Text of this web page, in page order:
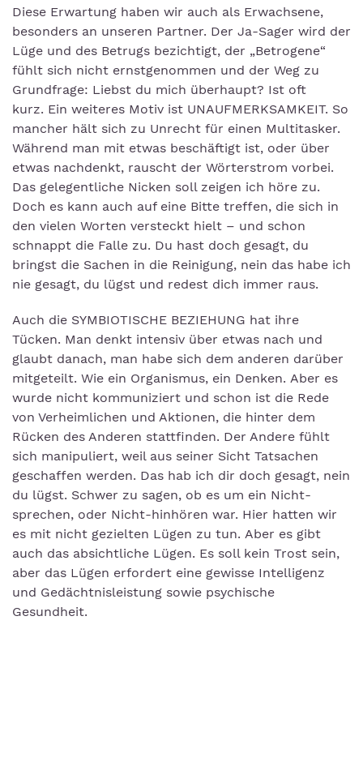
Diese Erwartung haben wir auch als Erwachsene,
besonders an unseren Partner. Der Ja-Sager wird der
Lüge und des Betrugs bezichtigt, der „Betrogene“
fühlt sich nicht ernstgenommen und der Weg zu
Grundfrage: Liebst du mich überhaupt? Ist oft
kurz. Ein weiteres Motiv ist UNAUFMERKSAMKEIT. So
mancher hält sich zu Unrecht für einen Multitasker.
Während man mit etwas beschäftigt ist, oder über
etwas nachdenkt, rauscht der Wörterstrom vorbei.
Das gelegentliche Nicken soll zeigen ich höre zu.
Doch es kann auch auf eine Bitte treffen, die sich in
den vielen Worten versteckt hielt – und schon
schnappt die Falle zu. Du hast doch gesagt, du
bringst die Sachen in die Reinigung, nein das habe ich
nie gesagt, du lügst und redest dich immer raus.
Auch die SYMBIOTISCHE BEZIEHUNG hat ihre
Tücken. Man denkt intensiv über etwas nach und
glaubt danach, man habe sich dem anderen darüber
mitgeteilt. Wie ein Organismus, ein Denken. Aber es
wurde nicht kommuniziert und schon ist die Rede
von Verheimlichen und Aktionen, die hinter dem
Rücken des Anderen stattfinden. Der Andere fühlt
sich manipuliert, weil aus seiner Sicht Tatsachen
geschaffen werden. Das hab ich dir doch gesagt, nein
du lügst. Schwer zu sagen, ob es um ein Nicht-
sprechen, oder Nicht-hinhören war. Hier hatten wir
es mit nicht gezielten Lügen zu tun. Aber es gibt
auch das absichtliche Lügen. Es soll kein Trost sein,
aber das Lügen erfordert eine gewisse Intelligenz
und Gedächtnisleistung sowie psychische
Gesundheit.